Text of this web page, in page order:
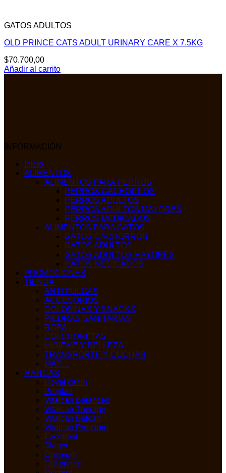
GATOS ADULTOS
OLD PRINCE CATS ADULT URINARY CARE X 7.5KG
$70.700,00
Añadir al carrito
INFORMACIÓN
Inicio
ALIMENTOS
ALIMENTOS PARA PERROS
PERROS CACHORROS
PERROS ADULTOS
PERROS ADULTOS MAYORES
PERROS MEDICADOS
ALIMENTOS PARA GATOS
GATOS CACHORROS
GATOS ADULTOS
GATOS ADULTOS MAYORES
GATOS MEDICADOS
PROMOCIONES
TIENDA
ANTI PULGAS
ACCESORIOS
GOLOSINAS Y SNACKS
PIEDRAS SANITARIAS
ROPA
COLCHONETAS
HIGIENE Y BELLEZA
TRANSPORTE Y CUCHAS
MAS…
MARCAS
Royal canin
Proplan
Vitalcan Balanced
Vitalcan Therapy
Vitalcan Belcan
Vitalcan Premium
Excellent
Sieger
Optimum
Old prince